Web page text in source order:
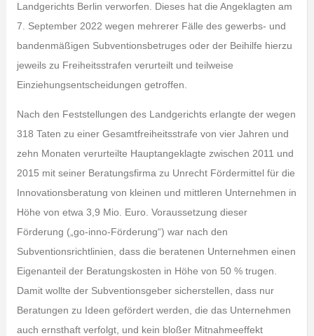
Landgerichts Berlin verworfen. Dieses hat die Angeklagten am
7. September 2022 wegen mehrerer Fälle des gewerbs- und
bandenmäßigen Subventionsbetruges oder der Beihilfe hierzu
jeweils zu Freiheitsstrafen verurteilt und teilweise
Einziehungsentscheidungen getroffen.
Nach den Feststellungen des Landgerichts erlangte der wegen
318 Taten zu einer Gesamtfreiheitsstrafe von vier Jahren und
zehn Monaten verurteilte Hauptangeklagte zwischen 2011 und
2015 mit seiner Beratungsfirma zu Unrecht Fördermittel für die
Innovationsberatung von kleinen und mittleren Unternehmen in
Höhe von etwa 3,9 Mio. Euro. Voraussetzung dieser
Förderung („go-inno-Förderung“) war nach den
Subventionsrichtlinien, dass die beratenen Unternehmen einen
Eigenanteil der Beratungskosten in Höhe von 50 % trugen.
Damit wollte der Subventionsgeber sicherstellen, dass nur
Beratungen zu Ideen gefördert werden, die das Unternehmen
auch ernsthaft verfolgt, und kein bloßer Mitnahmeeffekt